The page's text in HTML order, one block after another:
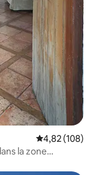
Évaluation
4,82 (108)
la zone